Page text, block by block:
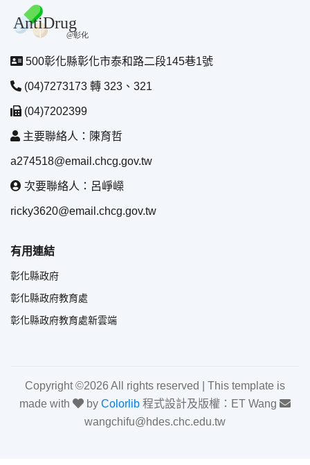
500彰化縣彰化市泰和路二段145巷1號
(04)7273173 轉 323、321
(04)7202399
主要聯絡人：陳育哲
a274518@email.chcg.gov.tw
次要聯絡人：呂崢嶸
ricky3620@email.chcg.gov.tw
有用連結
彰化縣政府
彰化縣政府教育處
彰化縣政府教育處新雲端
Copyright ©2026 All rights reserved | This template is
made with
by Colorlib 程式設計及版權：ET Wang
wangchifu@hdes.chc.edu.tw